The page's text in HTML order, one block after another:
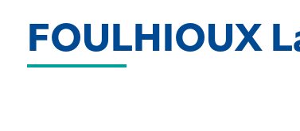
FOULHIOUX